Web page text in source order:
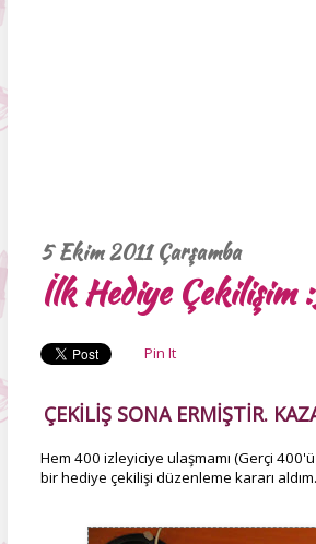
5 Ekim 2011 Çarşamba
İlk Hediye Çekilişim
Pin It
ÇEKİLİŞ SONA ERMİŞTİR.
Hem 400 izleyiciye ulaşmamı (Gerçi
bir hediye çekilişi düzenleme kararı